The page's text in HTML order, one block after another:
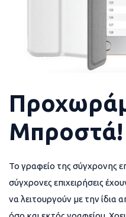
Μπροστά!
Το γραφείο της σύγχρονης
σύγχρονες επιχειρήσεις
να λειτουργούν με την ίδια